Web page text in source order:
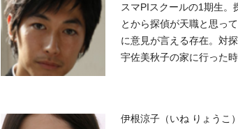
スマPIスクールの1期生。
とから探偵が天職と思っ
に意見が言える存在。対
宇佐美秋子の家に行った
伊根涼子（いね りょうこ